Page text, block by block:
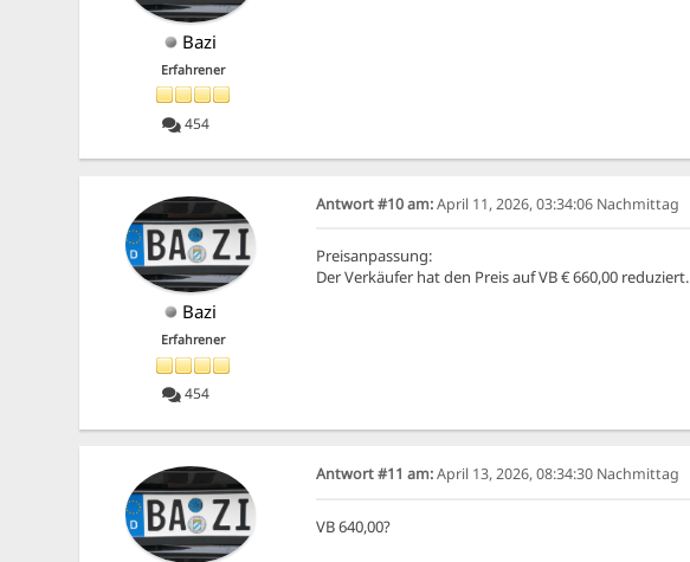
Bazi
Erfahrener
454
Bazi
Erfahrener
454
Antwort #10 am:April 11, 2026, 03:34:06 Nachmittag
Preisanpassung:
Der Verkäufer hat den Preis auf VB € 660,00 reduziert.
Antwort #11 am:April 13, 2026, 08:34:30 Nachmittag
VB 640,00?